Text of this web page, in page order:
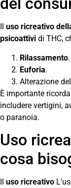
Il uso ricreativo
psicoattivi di THC,
Rilassamento.
Euforia.
Alterazione
È importante
includere vertigini,
o paranoia.
Uso
cosa
Il uso ricreativo